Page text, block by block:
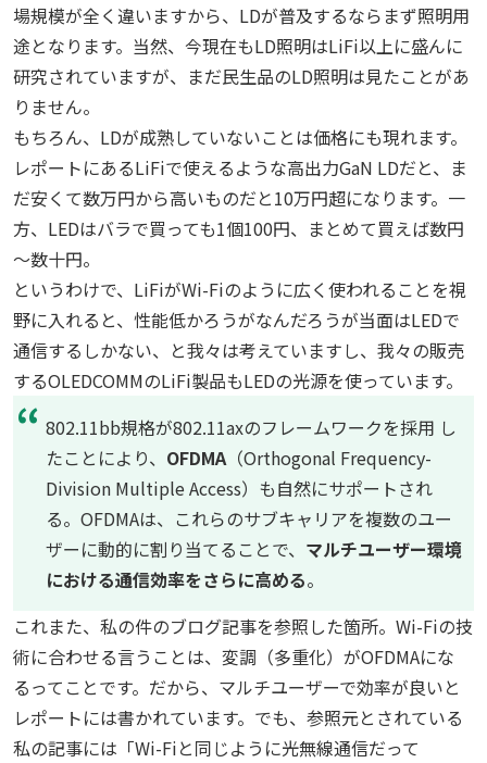
場規模が全く違いますから、LDが普及するならまず照明用
途となります。当然、今現在もLD照明はLiFi以上に盛んに
研究されていますが、まだ民生品のLD照明は見たことがあ
りません。
もちろん、LDが成熟していないことは価格にも現れます。
レポートにあるLiFiで使えるような高出力GaN LDだと、ま
だ安くて数万円から高いものだと10万円超になります。一
方、LEDはバラで買っても1個100円、まとめて買えば数円
～数十円。
というわけで、LiFiがWi-Fiのように広く使われることを視
野に入れると、性能低かろうがなんだろうが当面はLEDで
通信するしかない、と我々は考えていますし、我々の販売
するOLEDCOMMのLiFi製品もLEDの光源を使っています。
802.11bb規格が802.11axのフレームワークを採用 し
たことにより、 OFDMA（Orthogonal Frequency-
Division Multiple Access）も自然にサポートされ
る。OFDMAは、これらのサブキャリアを複数のユー
ザーに動的に割り当てることで、 マルチユーザー環境
における通信効率をさらに高める。
これまた、私の件のブログ記事を参照した箇所。Wi-Fiの技
術に合わせる言うことは、変調（多重化）がOFDMAにな
るってことです。だから、マルチユーザーで効率が良いと
レポートには書かれています。でも、参照元とされている
私の記事には「Wi-Fiと同じように光無線通信だって